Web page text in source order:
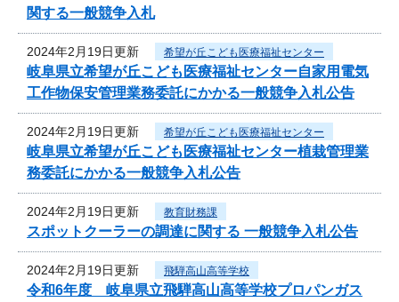
関する一般競争入札
2024年2月19日更新 希望が丘こども医療福祉センター
岐阜県立希望が丘こども医療福祉センター自家用電気
工作物保安管理業務委託にかかる一般競争入札公告
2024年2月19日更新 希望が丘こども医療福祉センター
岐阜県立希望が丘こども医療福祉センター植栽管理業
務委託にかかる一般競争入札公告
2024年2月19日更新 教育財務課
スポットクーラーの調達に関する 一般競争入札公告
2024年2月19日更新 飛騨高山高等学校
令和6年度 岐阜県立飛騨高山高等学校プロパンガス